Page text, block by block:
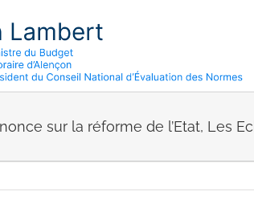
sur la réforme de l’Etat, Les